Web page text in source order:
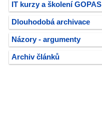
IT kurzy a školení GOPAS
Dlouhodobá archivace
Názory - argumenty
Archiv článků